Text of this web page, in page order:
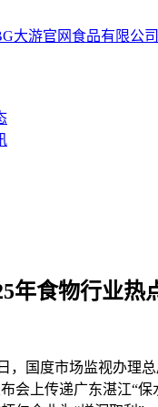
年食物行业热
国度市场监视办理总
会上传递广东湛江“保